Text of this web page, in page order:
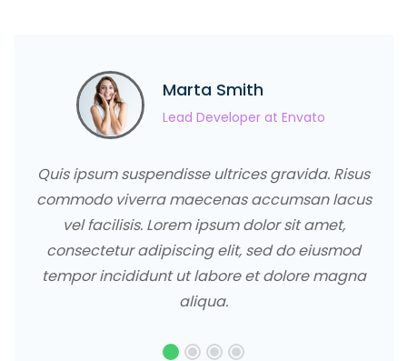
Marta Smith
Lead Developer at Envato
Quis ipsum suspendisse ultrices gravida. Risus
commodo viverra maecenas accumsan lacus
vel facilisis. Lorem ipsum dolor sit amet,
consectetur adipiscing elit, sed do eiusmod
tempor incididunt ut labore et dolore magna
aliqua.